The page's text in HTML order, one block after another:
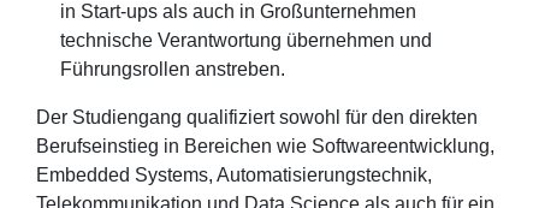
in Start-ups als auch in Großunternehmen
technische Verantwortung übernehmen und
Führungsrollen anstreben.
Der Studiengang qualifiziert sowohl für den direkten
Berufseinstieg in Bereichen wie Softwareentwicklung,
Embedded Systems, Automatisierungstechnik,
Telekommunikation und Data Science als auch für ein